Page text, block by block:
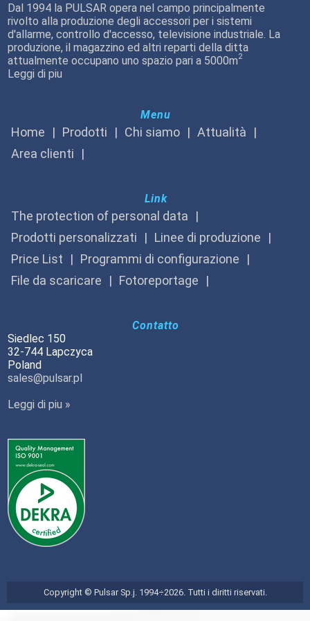
Dal 1994 la PULSAR opera nel campo principalmente
rivolto alla produzione degli accessori per i sistemi
d'allarme, controllo d'accesso, televisione industriale. La
produzione, il magazzino ed altri reparti della ditta
attualmente occupano uno spazio pari a 5000m2
Leggi di piu
Menu
Home Prodotti Chi siamo
Attualità
Area clienti
Link
The protection of personal data
Prodotti personalizzati
Linee di produzione
Price List
Programmi di configurazione
File da scaricare
Fotoreportage
Contatto
Siedlec 150
32-744 Lapczyca
Poland
sales@pulsar.pl
Leggi di piu »
Copyright © Pulsar Sp.j. 1994÷2026. Tutti i diritti riservati.